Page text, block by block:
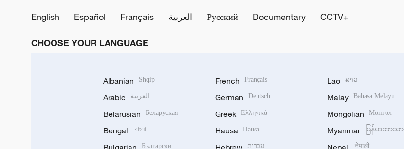
English
Español Français العربية Русский Documentary CCTV+
CHOOSE YOUR LANGUAGE
Albanian Shqip
Arabic العربية
Belarusian Беларуская
Bengali বাংলা
Bulgarian Български
French Français
German Deutsch
Greek Ελληνικά
Hausa Hausa
Hebrew עברית
Lao ລາວ
Malay Bahasa Melayu
Mongolian Монгол
Myanmar မြန်မာဘာသာ
Nepali नेपाली